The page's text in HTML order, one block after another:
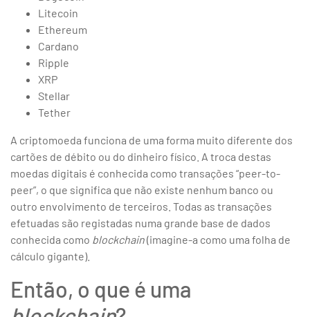
Litecoin
Ethereum
Cardano
Ripple
XRP
Stellar
Tether
A criptomoeda funciona de uma forma muito diferente dos
cartões de débito ou do dinheiro físico. A troca destas
moedas digitais é conhecida como transações “peer-to-
peer”, o que significa que não existe nenhum banco ou
outro envolvimento de terceiros. Todas as transações
efetuadas são registadas numa grande base de dados
conhecida como blockchain(imagine-a como uma folha de
cálculo gigante).
Então, o que é uma